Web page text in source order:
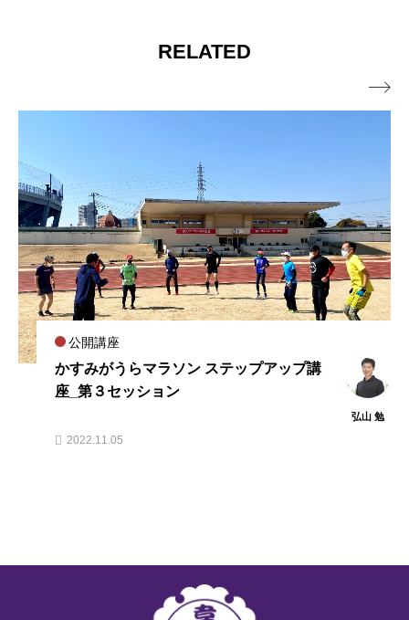
RELATED
公開講座
かすみがうらマラソン ステップアップ講
座_第３セッション
弘山 勉
2022.11.05
